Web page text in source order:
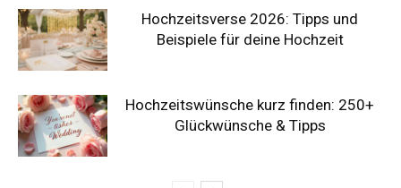
Hochzeitsverse 2026: Tipps und
Beispiele für deine Hochzeit
Hochzeitswünsche kurz finden: 250+
Glückwünsche & Tipps